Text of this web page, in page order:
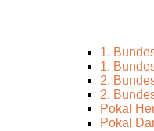
1.
1.
2.
2.
Pokal
Pokal